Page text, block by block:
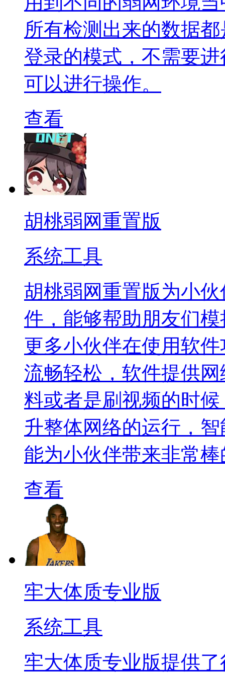
所有检测出来的数据
登录的模式，不需要
可以进行操作。
查看
胡桃弱网重置版
系统工具
胡桃弱网重置版为小
件，能够帮助朋友们
更多小伙伴在使用软
流畅轻松，软件提供
料或者是刷视频的时
升整体网络的运行，
能为小伙伴带来非常
查看
牢大体质专业版
系统工具
牢大体质专业版提供